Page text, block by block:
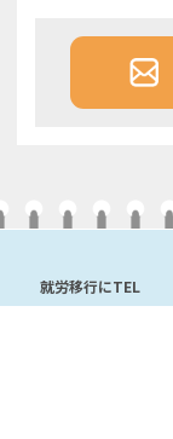
就労移行にTEL